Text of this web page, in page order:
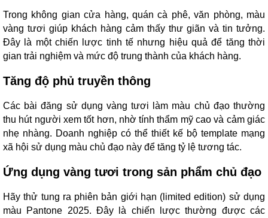
Trong không gian cửa hàng, quán cà phê, văn phòng, màu
vàng tươi giúp khách hàng cảm thấy thư giãn và tin tưởng.
Đây là một chiến lược tinh tế nhưng hiệu quả để tăng thời
gian trải nghiệm và mức độ trung thành của khách hàng.
Tăng độ phủ truyền thông
Các bài đăng sử dụng vàng tươi làm màu chủ đạo thường
thu hút người xem tốt hơn, nhờ tính thẩm mỹ cao và cảm giác
nhẹ nhàng. Doanh nghiệp có thể thiết kế bộ template mạng
xã hội sử dụng màu chủ đạo này để tăng tỷ lệ tương tác.
Ứng dụng vàng tươi trong sản phẩm chủ đạo
Hãy thử tung ra phiên bản giới hạn (limited edition) sử dụng
màu Pantone 2025. Đây là chiến lược thường được các